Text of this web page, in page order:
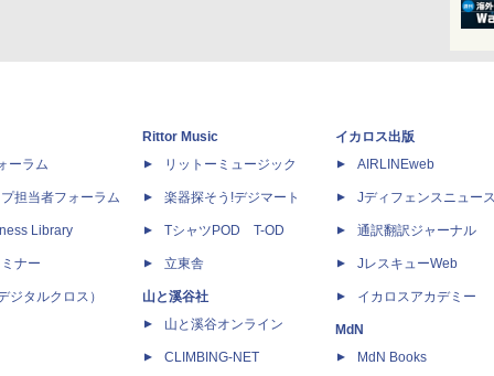
ーラム
担当者フォーラム
Library
ナー
ジタルクロス）
Rittor Music
リットーミュージック
楽器探そう!デジマート
TシャツPOD T-OD
立東舎
山と溪谷社
山と溪谷オンライン
CLIMBING-NET
イカロス出版
AIRLINEweb
Jディフェンスニュー
通訳翻訳ジャーナル
JレスキューWeb
イカロスアカデミー
MdN
MdN Books